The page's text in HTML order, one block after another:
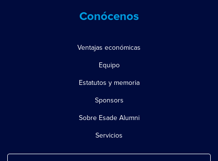
Conócenos
Ventajas económicas
Equipo
Estatutos y memoria
Sponsors
Sobre Esade Alumni
Servicios